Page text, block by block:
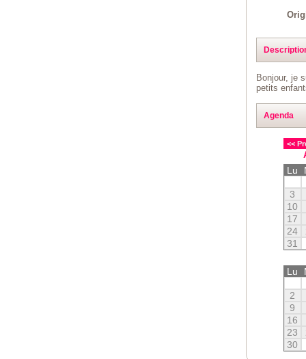
Bonjour, je
petits
Agenda
<<
Lu
3
10
17
24
31
Lu
2
9
16
23
30